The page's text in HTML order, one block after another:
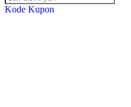
Kode Kupon